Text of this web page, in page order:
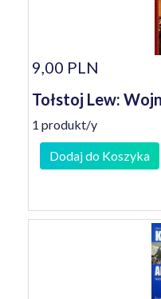
9,00 PLN
Tołstoj Lew:
1 produkt/y
Dodaj do Koszyka